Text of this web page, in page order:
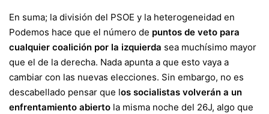
En suma; la división del PSOE y la heterogeneidad en
Podemos hace que el número de puntos de veto para
cualquier coalición por la izquierda sea muchísimo mayor
que el de la derecha. Nada apunta a que esto vaya a
cambiar con las nuevas elecciones. Sin embargo, no es
descabellado pensar que los socialistas volverán a un
enfrentamiento abierto la misma noche del 26J, algo que